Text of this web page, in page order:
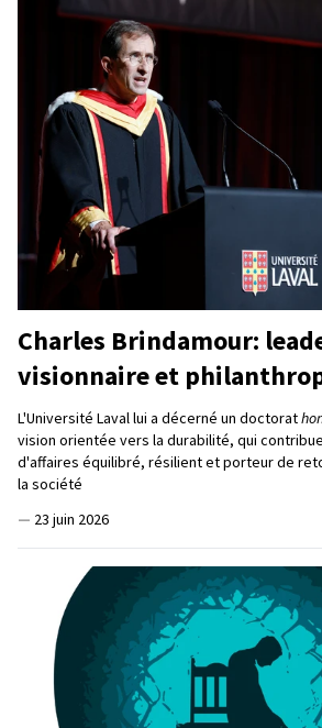
Charles Brindamour:
visionnaire et
L'Université Laval lui a décerné un doctorat
vision orientée vers la durabilité, qui
d'affaires équilibré, résilient et porteur de
la société
— 23 juin 2026